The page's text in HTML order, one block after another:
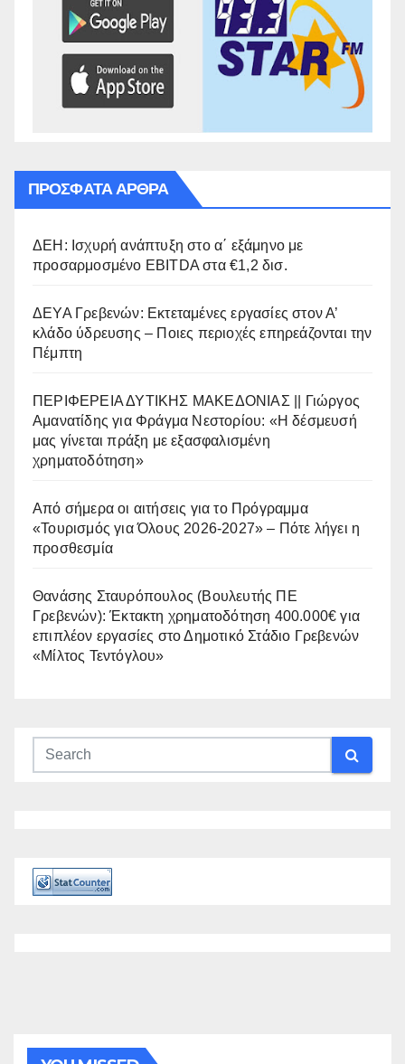
ΠΡΌΣΦΑΤΑ ΆΡΘΡΑ
ΔΕΗ: Ισχυρή ανάπτυξη στο α΄ εξάμηνο με
προσαρμοσμένο EBITDA στα €1,2 δισ.
ΔΕΥΑ Γρεβενών: Εκτεταμένες εργασίες στον Α’
κλάδο ύδρευσης – Ποιες περιοχές επηρεάζονται την
Πέμπτη
ΠΕΡΙΦΕΡΕΙΑ ΔΥΤΙΚΗΣ ΜΑΚΕΔΟΝΙΑΣ || Γιώργος
Αμανατίδης για Φράγμα Νεστορίου: «Η δέσμευσή
μας γίνεται πράξη με εξασφαλισμένη
χρηματοδότηση»
Από σήμερα οι αιτήσεις για το Πρόγραμμα
«Τουρισμός για Όλους 2026-2027» – Πότε λήγει η
προσθεσμία
Θανάσης Σταυρόπουλος (Βουλευτής ΠΕ
Γρεβενών): Έκτακτη χρηματοδότηση 400.000€ για
επιπλέον εργασίες στο Δημοτικό Στάδιο Γρεβενών
«Μίλτος Τεντόγλου»